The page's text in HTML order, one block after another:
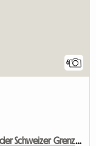
6
43 m² Apartment in den Bergen, 10 km von der Schweizer Grenze entfernt.